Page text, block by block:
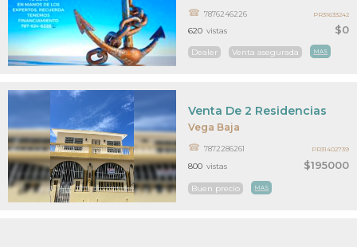
$0
7876246226
Dealer Venta asegurada MAS
620 vistas
PR31633242
Vega Baja
$195000
Venta De 2 Residencias
7872286261
Buen precio MAS
800 vistas
PR31402739